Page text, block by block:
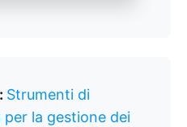
Strumenti di
la gestione dei